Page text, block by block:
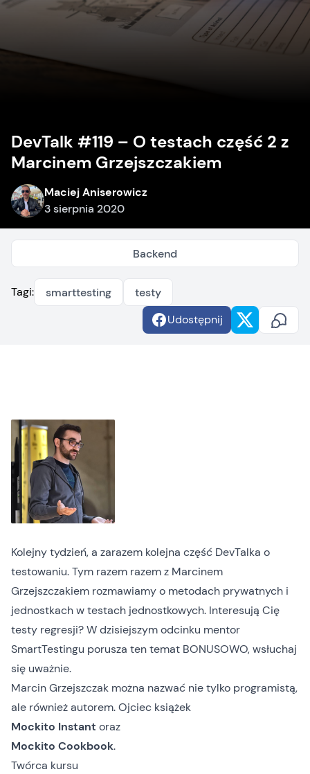
DevTalk #119 – O testach część 2 z
Marcinem Grzejszczakiem
Maciej Aniserowicz
3 sierpnia 2020
Backend
Tagi: smarttesting
testy
Udostępnij
Kolejny tydzień, a zarazem kolejna część DevTalka o
testowaniu. Tym razem razem z Marcinem
Grzejszczakiem rozmawiamy o metodach prywatnych i
jednostkach w testach jednostkowych. Interesują Cię
testy regresji? W dzisiejszym odcinku mentor
SmartTestingu porusza ten temat BONUSOWO, wsłuchaj
się uważnie.
Marcin Grzejszczak można nazwać nie tylko programistą,
ale również autorem. Ojciec książek
Mockito Instant oraz
Mockito Cookbook.
Twórca kursu